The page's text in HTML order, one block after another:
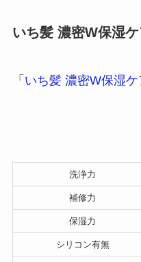
いち髪 濃密W保湿
「 いち髪 濃密W保湿
洗浄力
補修力
保湿力
シリコン有無